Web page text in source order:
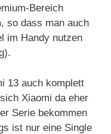
Bereich
so dass man auch
im Handy nutzen
13 auch komplett
Xiaomi da eher
Serie bekommen
ist nur eine Single